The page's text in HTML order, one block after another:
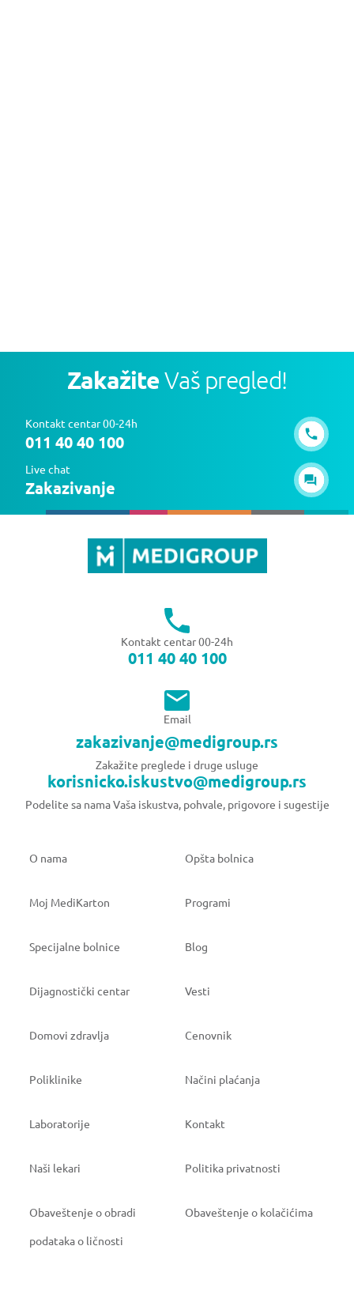
ZakažiteVaš pregled!
Kontakt centar 00-24h
011 40 40 100
Live chat
Zakazivanje
Kontakt centar 00-24h
011 40 40 100
Email
zakazivanje@medigroup.rs
Zakažite preglede i druge usluge
korisnicko.iskustvo@medigroup.rs
Podelite sa nama Vaša iskustva, pohvale, prigovore i sugestije
O nama Opšta bolnica
Moj MediKarton Programi
Specijalne bolnice Blog
Dijagnostički centar Vesti
Domovi zdravlja Cenovnik
Poliklinike Načini plaćanja
Laboratorije Kontakt
Naši lekari Politika privatnosti
Obaveštenje o obradi
podataka o ličnosti
Obaveštenje o kolačićima